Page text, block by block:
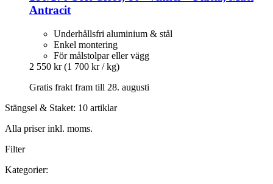
Antracit
Underhållsfri aluminium & stål
Enkel montering
För målstolpar eller vägg
2 550 kr (1 700 kr / kg)
Gratis frakt fram till 28. augusti
Stängsel & Staket: 10 artiklar
Alla priser inkl. moms.
Filter
Kategorier: